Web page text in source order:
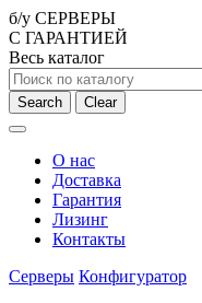
б/у СЕРВЕРЫ
С ГАРАНТИЕЙ
Весь каталог
Search Clear
О нас
Доставка
Гарантия
Лизинг
Контакты
Серверы Конфигуратор